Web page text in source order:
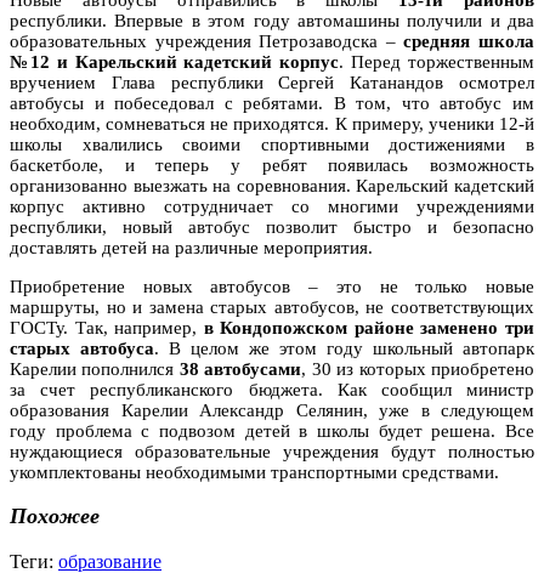
республики. Впервые в этом году автомашины получили и два
образовательных учреждения Петрозаводска –средняя школа
№12 и Карельский кадетский корпус. Перед торжественным
вручением Глава республики Сергей Катанандов осмотрел
автобусы и побеседовал с ребятами. В том, что автобус им
необходим, сомневаться не приходятся. К примеру, ученики 12-й
школы хвалились своими спортивными достижениями в
баскетболе, и теперь у ребят появилась возможность
организованно выезжать на соревнования. Карельский кадетский
корпус активно сотрудничает со многими учреждениями
республики, новый автобус позволит быстро и безопасно
доставлять детей на различные мероприятия.
Приобретение новых автобусов – это не только новые
маршруты, но и замена старых автобусов, не соответствующих
ГОСТу. Так, например, в Кондопожском районе заменено три
старых автобуса. В целом же этом году школьный автопарк
Карелии пополнился 38 автобусами, 30 из которых приобретено
за счет республиканского бюджета. Как сообщил министр
образования Карелии Александр Селянин, уже в следующем
году проблема с подвозом детей в школы будет решена. Все
нуждающиеся образовательные учреждения будут полностью
укомплектованы необходимыми транспортными средствами.
Похожее
Теги: образование